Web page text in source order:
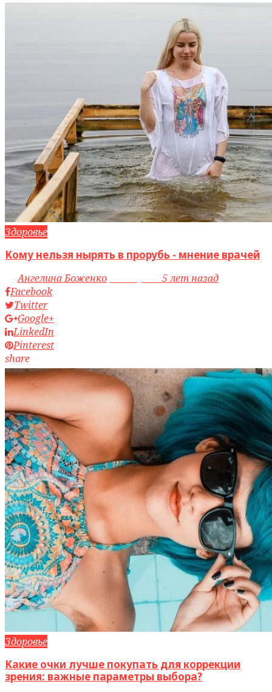
Здоровье
Кому нельзя нырять в прорубь - мнение врачей
byАнгелина Боженко
5 лет назад
Facebook
Twitter
Google+
LinkedIn
Pinterest
share
Здоровье
Какие очки лучше покупать для коррекции
зрения: важные параметры выбора?